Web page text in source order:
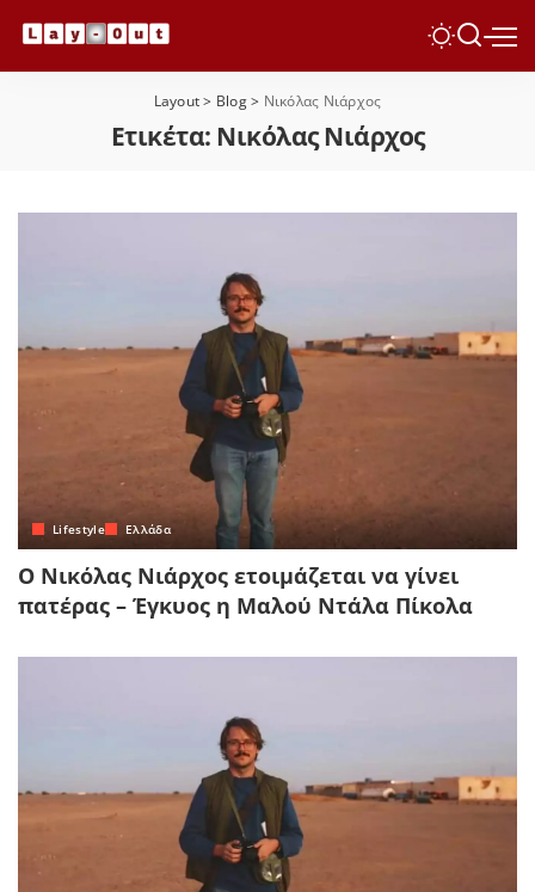
Layout> Blog> Νικόλας Νιάρχος
Ετικέτα: Νικόλας Νιάρχος
Lifestyle Ελλάδα
Ο Νικόλας Νιάρχος ετοιμάζεται να γίνει
πατέρας – Έγκυος η Μαλού Ντάλα Πίκολα